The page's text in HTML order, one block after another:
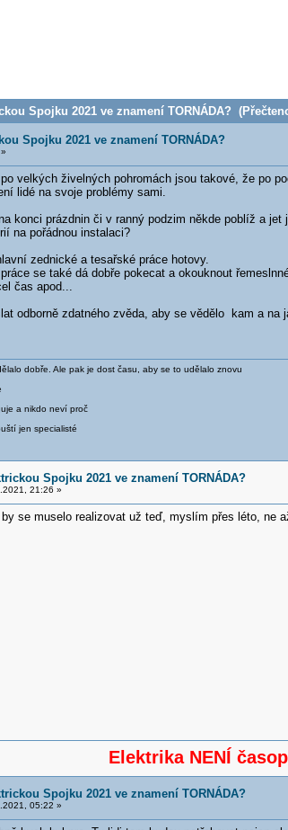
Spojku 2021 ve znamení TORNÁDA?
Spojku 2021 ve znamení TORNÁDA?
velkých živelných pohromách jsou takové, že po
lidé na svoje problémy sami.
konci prázdnin či v ranný podzim někde poblíž a
na pořádnou instalaci?
zednické a tesařské práce hotovy.
se také dá dobře pokecat a okouknout
čas apod...
odborně zdatného zvěda, aby se vědělo kam a na
dobře. Ale pak je dost času, aby se to udělalo znovu
a nikdo neví proč
jen specialisté
Spojku 2021 ve znamení TORNÁDA?
21:26 »
se muselo realizovat už teď, myslím přes léto, ne
Elektrika NENÍ
Spojku 2021 ve znamení TORNÁDA?
05:22 »